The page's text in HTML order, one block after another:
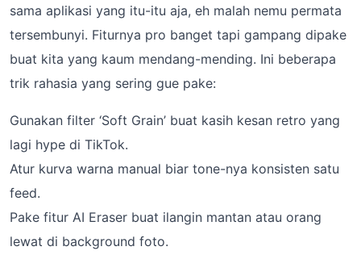
sama aplikasi yang itu-itu aja, eh malah nemu permata
tersembunyi. Fiturnya pro banget tapi gampang dipake
buat kita yang kaum mendang-mending. Ini beberapa
trik rahasia yang sering gue pake:
Gunakan filter ‘Soft Grain’ buat kasih kesan retro yang
lagi hype di TikTok.
Atur kurva warna manual biar tone-nya konsisten satu
feed.
Pake fitur AI Eraser buat ilangin mantan atau orang
lewat di background foto.